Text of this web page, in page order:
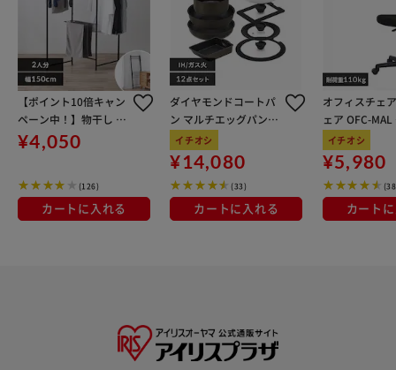
【ポイント10倍キャン
ペーン中！】物干し 室
内用 折りたたみ式 3連
OTM-150R ブラック 一
¥4,050
(126)
カートに入れる
ダイヤモンドコートパ
ン マルチエッグパン入
り 12点セット IHガス
火対応 MEGI-12S ブラ
ウンメタリック
イチオシ
¥14,080
(33)
カートに入れる
オフィスチェ
ェア OFC-
ン
イチオシ
¥5,980
カート